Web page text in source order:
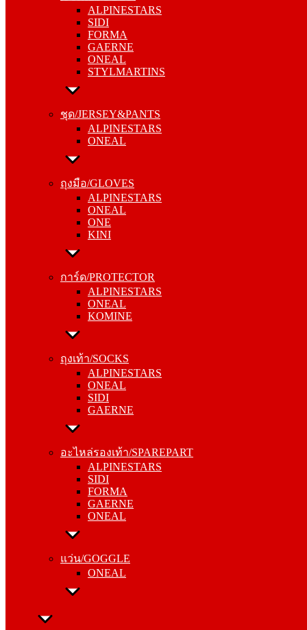
ALPINESTARS
SIDI
FORMA
GAERNE
ONEAL
STYLMARTINS
ชุด/JERSEY&PANTS
ALPINESTARS
ONEAL
ถุงมือ/GLOVES
ALPINESTARS
ONEAL
ONE
KINI
การ์ด/PROTECTOR
ALPINESTARS
ONEAL
KOMINE
ถุงเท้า/SOCKS
ALPINESTARS
ONEAL
SIDI
GAERNE
อะไหล่รองเท้า/SPAREPART
ALPINESTARS
SIDI
FORMA
GAERNE
ONEAL
แว่น/GOGGLE
ONEAL
FORMA
GAERNE
ONEAL
STYLMARTINS
ชุด/JERSEY&PANTS
ONEAL
ถุงมือ/GLOVES
ONEAL
ONE
KINI
การ์ด/PROTECTOR
ONEAL
KOMINE
ถุงเท้า/SOCKS
ONEAL
SIDI
GAERNE
อะไหล่รองเท้า/SPAREPART
SIDI
FORMA
GAERNE
ONEAL
แว่น/GOGGLE
ลำลอง/CASUAL